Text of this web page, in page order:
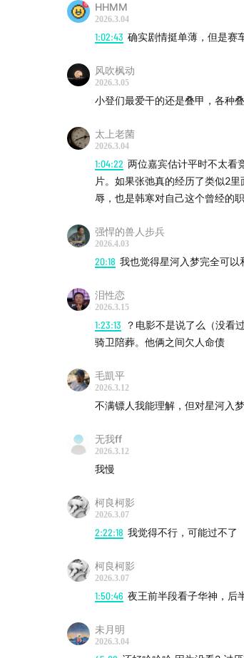
HHMM
2026.3.04
1:02:43 确实剧情挺单薄，但是赛
风吹枫动
2026.3.05
小登们最爱干的还是叠甲，各种
太上老菌
2026.3.04
1:04:22 两位嘉宾估计平时不太看
片。如果张弛真的经历了类似2
辱，也是韩寒对自己这个曾经的职
强悍的兽人步兵
2026.4.03
20:18 我也觉得星河入梦完全可以
泪性恋
2026.3.15
1:23:13
？电影不是说了么（没看
骑卫陪葬。他俩之间欠人命债
毛凱平
2026.3.12
不满镖人我能理解，但对星河入
无我ff
2026.3.12
我慢
柯良柯影
2026.3.07
2:22:18 我觉得不行，可能过不了
柯良柯影
2026.3.07
1:50:46 夜王前半段看子华神，后
未月明
2026.3.04